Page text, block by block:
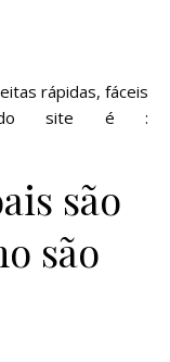
do site é :
são
são